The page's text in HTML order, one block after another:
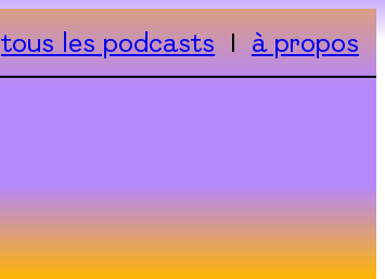
tous les podcasts à propos